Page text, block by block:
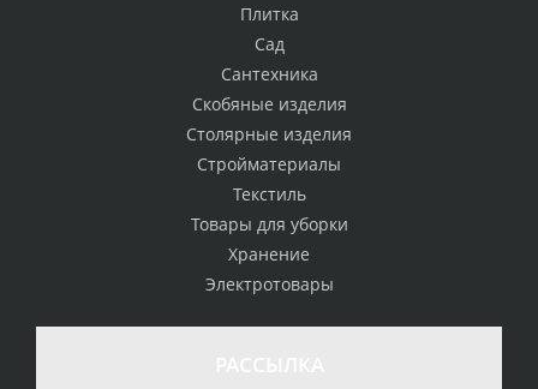
Плитка
Сад
Сантехника
Скобяные изделия
Столярные изделия
Стройматериалы
Текстиль
Товары для уборки
Хранение
Электротовары